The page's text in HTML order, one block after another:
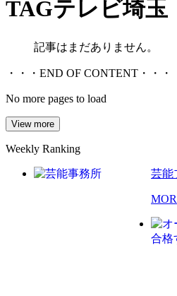
TAGテレビ埼玉
記事はまだありません。
・・・END OF CONTENT・・・
No more pages to load
View more
Weekly Ranking
芸能